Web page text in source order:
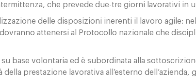
che prevede due-tre giorni lavorativi in
delle disposizioni inerenti il lavoro agile:
attenersi al Protocollo nazionale che
base volontaria ed è subordinata alla
prestazione lavorativa all’esterno